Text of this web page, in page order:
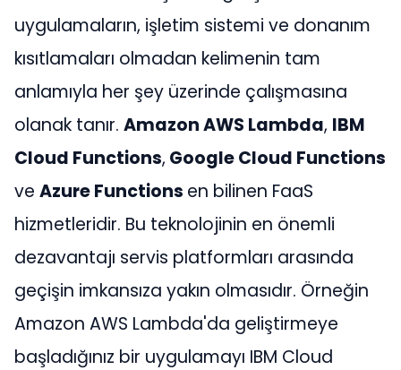
uygulamaların, işletim sistemi ve donanım
kısıtlamaları olmadan kelimenin tam
anlamıyla her şey üzerinde çalışmasına
olanak tanır. Amazon AWS Lambda, IBM
Cloud Functions, Google Cloud Functions
ve Azure Functions en bilinen FaaS
hizmetleridir. Bu teknolojinin en önemli
dezavantajı servis platformları arasında
geçişin imkansıza yakın olmasıdır. Örneğin
Amazon AWS Lambda'da geliştirmeye
başladığınız bir uygulamayı IBM Cloud